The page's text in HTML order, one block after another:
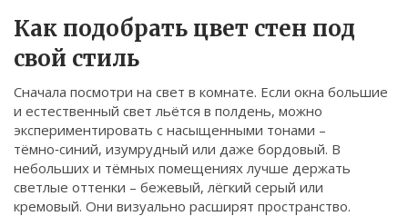
Связаться
© 2026. Все права защищены.
Как подобрать цвет стен под
свой стиль
Сначала посмотри на свет в комнате. Если окна большие
и естественный свет льётся в полдень, можно
экспериментировать с насыщенными тонами –
тёмно‑синий, изумрудный или даже бордовый. В
небольших и тёмных помещениях лучше держать
светлые оттенки – бежевый, лёгкий серый или
кремовый. Они визуально расширят пространство.